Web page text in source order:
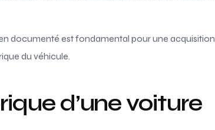
documenté est fondamental pour une acquisition
du véhicule.
d’une voiture